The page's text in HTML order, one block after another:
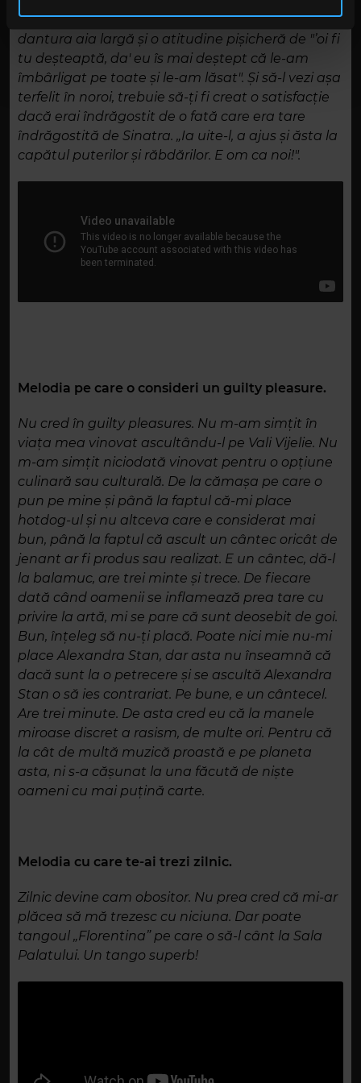
în urma folosirii serviciilor lor. În cazul în care alegeți să
continuați să utilizați website-ul nostru, sunteți de acord
cu utilizarea modulelor noastre cookie.
„Sinatra Mania”, unde peste tot vedeai numai
dantura aia largă și o atitudine pișicheră de "’oi fi
tu deșteaptă, da' eu îs mai deștept că le-am
îmbârligat pe toate și le-am lăsat". Și să-l vezi așa
terfelit în noroi, trebuie să-ți fi creat o satisfacție
dacă erai îndrăgostit de o fată care era tare
îndrăgostită de Sinatra. „Ia uite-l, a ajus și ăsta la
capătul puterilor și răbdărilor. E om ca noi!".
Melodia pe care o consideri un guilty pleasure.
Nu cred în guilty pleasures. Nu m-am simțit în
viața mea vinovat ascultându-l pe Vali Vijelie. Nu
m-am simțit niciodată vinovat pentru o opțiune
culinară sau culturală. De la cămașa pe care o
pun pe mine și până la faptul că-mi place
hotdog-ul și nu altceva care e considerat mai
bun, până la faptul că ascult un cântec oricât de
jenant ar fi produs sau realizat. E un cântec, dă-l
la balamuc, are trei minte și trece. De fiecare
dată când oamenii se inflamează prea tare cu
privire la artă, mi se pare că sunt deosebit de goi.
Bun, înțeleg să nu-ți placă. Poate nici mie nu-mi
place Alexandra Stan, dar asta nu înseamnă că
dacă sunt la o petrecere și se ascultă Alexandra
Stan o să ies contrariat. Pe bune, e un cântecel.
Are trei minute. De asta cred eu că la manele
miroase discret a rasism, de multe ori. Pentru că
la cât de multă muzică proastă e pe planeta
asta, ni s-a cășunat la una făcută de niște
oameni cu mai puțină carte.
Melodia cu care te-ai trezi zilnic.
Zilnic devine cam obositor. Nu prea cred că mi-ar
plăcea să mă trezesc cu niciuna. Dar poate
tangoul „Florentina” pe care o să-l cânt la Sala
Palatului. Un tango superb!